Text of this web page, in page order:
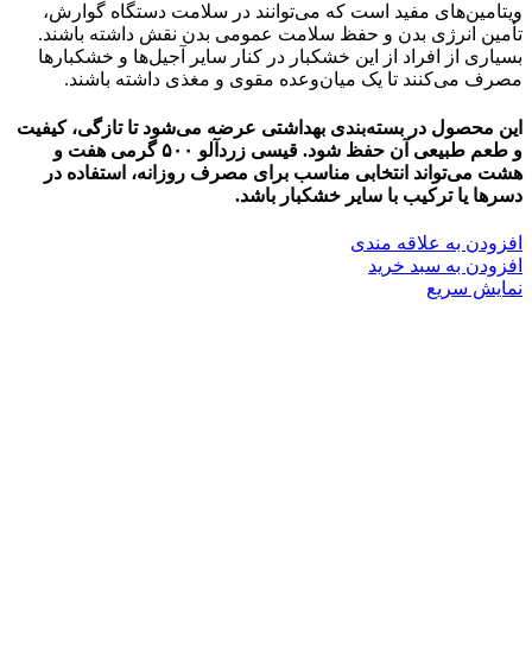
ویتامین‌های مفید است که می‌توانند در سلامت دستگاه گوارش،
تأمین انرژی بدن و حفظ سلامت عمومی بدن نقش داشته باشند.
بسیاری از افراد از این خشکبار در کنار سایر آجیل‌ها و خشکبارها
مصرف می‌کنند تا یک میان‌وعده مقوی و مغذی داشته باشند.
این محصول در بسته‌بندی بهداشتی عرضه می‌شود تا تازگی، کیفیت
و طعم طبیعی آن حفظ شود. قیسی زردآلو ۵۰۰ گرمی هفت و
هشت می‌تواند انتخابی مناسب برای مصرف روزانه، استفاده در
دسرها یا ترکیب با سایر خشکبار باشد.
افزودن به علاقه مندی
افزودن به سبد خرید
نمایش سریع